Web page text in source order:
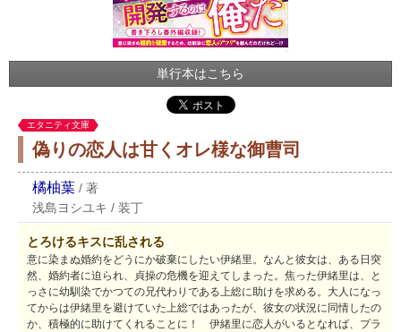
単行本はこちら
エタニティ文庫
偽りの恋人は甘くオレ様な御曹司
橘柚葉 / 著
浅島ヨシユキ / 装丁
とろけるキスに乱される
意に染まぬ婚約をどうにか破棄にしたい伊緒里。なんと彼女は、ある日突
然、婚約者に迫られ、貞操の危機を迎えてしまった。焦った伊緒里は、と
っさに幼馴染でかつての兄代わりである上総に助けを求める。大人になっ
てからは伊緒里を避けていた上総ではあったが、彼女の状況に同情したの
か、積極的に助けてくれることに！ 伊緒里に恋人がいるとなれば、プラ